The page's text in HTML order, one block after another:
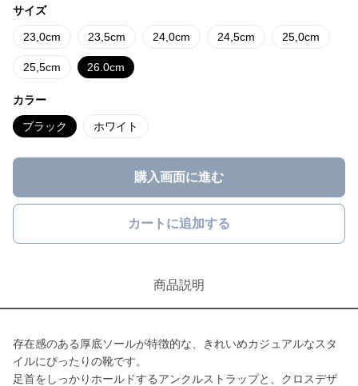
サイズ
23,0cm 23,5cm 24,0cm 24,5cm 25,0cm
25,5cm 26.0cm
カラー
ブラック ホワイト
購入画面に進む
カートに追加する
商品説明
存在感のある厚底ソールが特徴的な、きれいめカジュアルなスタ
イルにぴったりの靴です。
足首をしっかりホールドするアンクルストラップと、クロスデザ